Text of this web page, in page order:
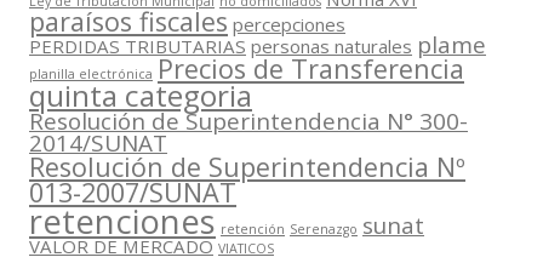
paraísos fiscales percepciones
PERDIDAS TRIBUTARIAS personas naturales plame
planilla electrónica Precios de Transferencia
quinta categoria
Resolución de Superintendencia N° 300-
2014/SUNAT
Resolución de Superintendencia Nº
013-2007/SUNAT
retenciones retención Serenazgo sunat
VALOR DE MERCADO VIATICOS